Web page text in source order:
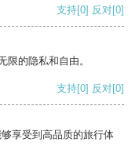
支持[0] 反对[0]
的隐私和自由。
支持[0] 反对[0]
享受到高品质的旅行体